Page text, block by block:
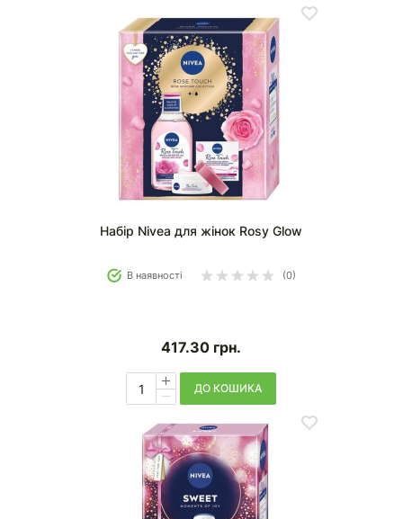
Набір Nivea для жінок Rosy Glow
В наявності (0)
417.30 грн.
ДО КОШИКА